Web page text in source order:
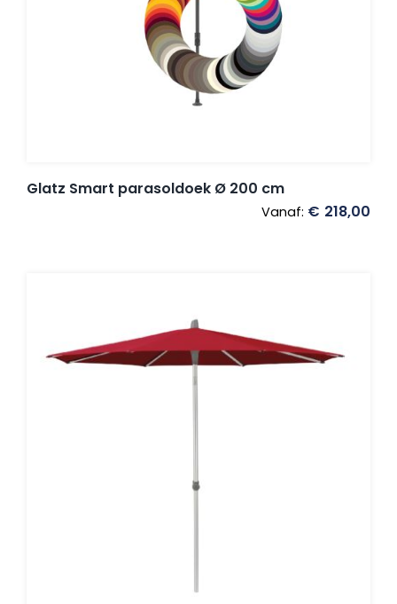
Glatz Smart parasoldoek Ø 200 cm
Vanaf: € 218,00